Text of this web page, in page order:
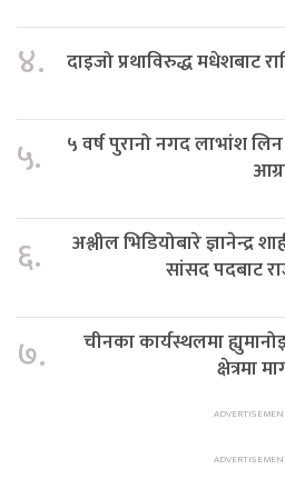
४. दाइजो प्रथाविरुद्ध मधेशबाट
५.
५ वर्ष पुरानो नगद लाभांश
६.
अश्लील भिडियोबारे ज्ञानेन्द्र
सांसद पदबाट
७.
चीनका कार्यस्थलमा
क्षेत्रमा